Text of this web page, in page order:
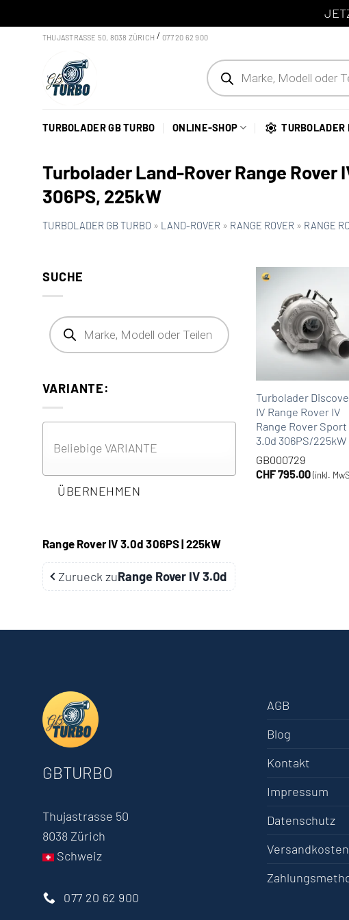
Skip to contentTHUJASTRASSE 50, 8038 ZÜRICH /077 20 62 900
Products search
TURBOLADER GB TURBO ONLINE-SHOP TURBOLADER
Turbolader Land-Rover Range Rover
306PS, 225kW
TURBOLADER GB TURBO » LAND-ROVER » RANGE ROVER » RANGE
SUCHE
Products search
VARIANTE:
ÜBERNEHMEN
Range Rover IV 3.0d 306PS | 225kW
Zurueck zuRange Rover IV 3.0d
Turbolader
IV Range Rover IV
Range Rover Sport
3.0d 306PS/225kW
GB000729
CHF795.00 (inkl.
GBTURBO
Thujastrasse 50
8038 Zürich
Schweiz
077 20 62 900
AGB
Blog
Kontakt
Impressum
Datenschutz
Versandkosten